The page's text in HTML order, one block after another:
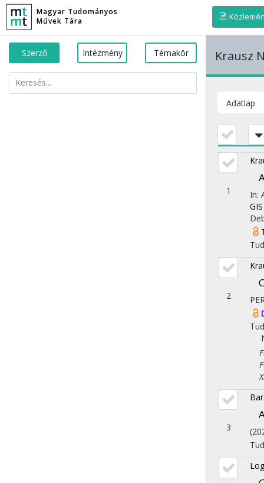
Magyar Tudományos
Művek Tára
Szerző Intézmény Témakör Krausz
Adatlap
1 In:
GIS
2
3